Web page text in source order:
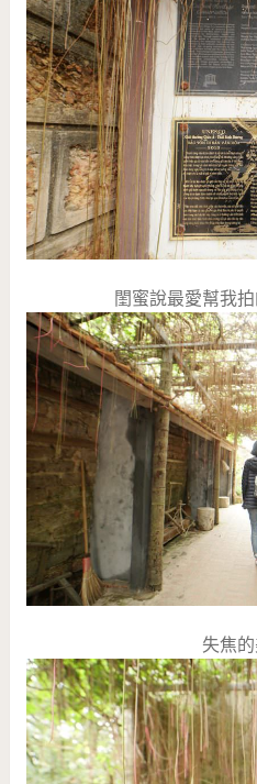
閨蜜說最愛幫我
失焦的